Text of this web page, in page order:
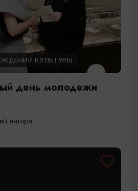
КУЛЬТУРЫ
день молодежи
янтаря